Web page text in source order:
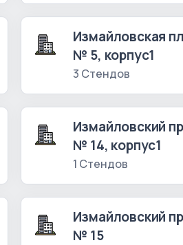
Измайловская
№ 5, корпус1
3 Стендов
Измайловский
№ 14, корпус1
1 Стендов
Измайловский
№ 15